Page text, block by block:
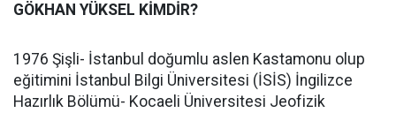
GÖKHAN YÜKSEL KİMDİR?
1976 Şişli- İstanbul doğumlu aslen Kastamonu olup
eğitimini İstanbul Bilgi Üniversitesi (İSİS) İngilizce
Hazırlık Bölümü- Kocaeli Üniversitesi Jeofizik